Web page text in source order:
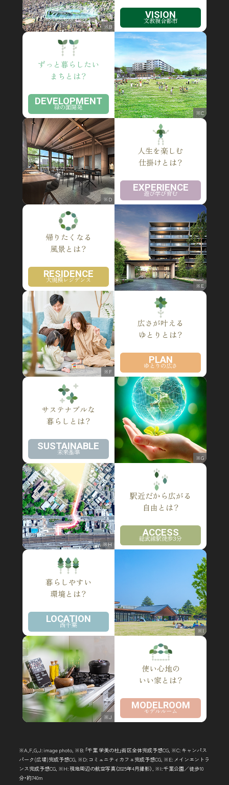
VISION
文教複合都市
※B
ずっと暮らしたい
まちとは？
DEVELOPMENT
緑の面開発
※C
人生を楽しむ
仕掛けとは？
EXPERIENCE
遊び学び育む
※D
帰りたくなる
風景とは？
RESIDENCE
大規模レジデンス
※E
広さが叶える
ゆとりとは？
PLAN
ゆとりの広さ
※F
サステナブルな
暮らしとは？
SUSTAINABLE
未来基準
※G
駅近だから広がる
自由とは？
ACCESS
総武線駅徒歩3分
※H
暮らしやすい
環境とは？
LOCATION
西千葉
※I
使い心地の
いい家とは？
MODELROOM
モデルルーム
※J
※A,F,G,J: image photo, ※B: 「千葉 学美の杜」街区全体完成予想CG, ※C: キャンパス
パーク(広場)完成予想CG, ※D: コミュニティカフェ完成予想CG, ※E: メインエントラ
ンス完成予想CG, ※H: 現地周辺の航空写真（2025年4月撮影）, ※I: 千葉公園／徒歩10
分・約740m